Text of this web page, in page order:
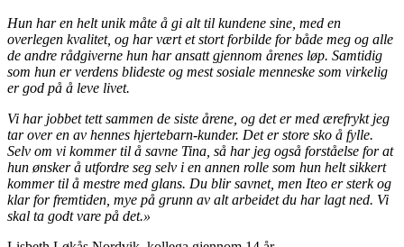
Hun har en helt unik måte å gi alt til kundene sine, med en
overlegen kvalitet, og har vært et stort forbilde for både meg og alle
de andre rådgiverne hun har ansatt gjennom årenes løp. Samtidig
som hun er verdens blideste og mest sosiale menneske som virkelig
er god på å leve livet.
Vi har jobbet tett sammen de siste årene, og det er med ærefrykt jeg
tar over en av hennes hjertebarn-kunder. Det er store sko å fylle.
Selv om vi kommer til å savne Tina, så har jeg også forståelse for at
hun ønsker å utfordre seg selv i en annen rolle som hun helt sikkert
kommer til å mestre med glans. Du blir savnet, men Iteo er sterk og
klar for fremtiden, mye på grunn av alt arbeidet du har lagt ned. Vi
skal ta godt vare på det.»